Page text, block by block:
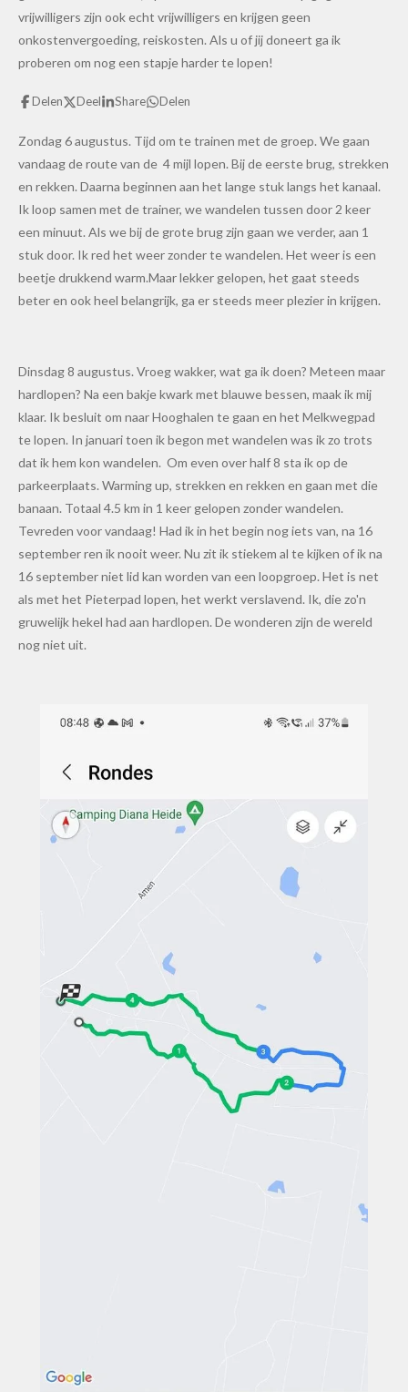
vrijwilligers zijn ook echt vrijwilligers en krijgen geen
onkostenvergoeding, reiskosten. Als u of jij doneert ga ik
proberen om nog een stapje harder te lopen!
Delen Deel Share Delen
Zondag 6 augustus. Tijd om te trainen met de groep. We gaan
vandaag de route van de 4 mijl lopen. Bij de eerste brug, strekken
en rekken. Daarna beginnen aan het lange stuk langs het kanaal.
Ik loop samen met de trainer, we wandelen tussen door 2 keer
een minuut. Als we bij de grote brug zijn gaan we verder, aan 1
stuk door. Ik red het weer zonder te wandelen. Het weer is een
beetje drukkend warm.Maar lekker gelopen, het gaat steeds
beter en ook heel belangrijk, ga er steeds meer plezier in krijgen.
Dinsdag 8 augustus. Vroeg wakker, wat ga ik doen? Meteen maar
hardlopen? Na een bakje kwark met blauwe bessen, maak ik mij
klaar. Ik besluit om naar Hooghalen te gaan en het Melkwegpad
te lopen. In januari toen ik begon met wandelen was ik zo trots
dat ik hem kon wandelen. Om even over half 8 sta ik op de
parkeerplaats. Warming up, strekken en rekken en gaan met die
banaan. Totaal 4.5 km in 1 keer gelopen zonder wandelen.
Tevreden voor vandaag! Had ik in het begin nog iets van, na 16
september ren ik nooit weer. Nu zit ik stiekem al te kijken of ik na
16 september niet lid kan worden van een loopgroep. Het is net
als met het Pieterpad lopen, het werkt verslavend. Ik, die zo'n
gruwelijk hekel had aan hardlopen. De wonderen zijn de wereld
nog niet uit.